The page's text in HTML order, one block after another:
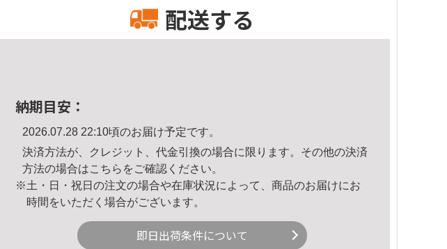
配送する
納期目安：
2026.07.28 22:10頃のお届け予定です。
決済方法が、クレジット、代金引換の場合に限ります。その他の決済
方法の場合はこちら をご確認ください。
※土・日・祝日の注文の場合や在庫状況によって、商品のお届けにお
時間をいただく場合がございます。
即日出荷条件について